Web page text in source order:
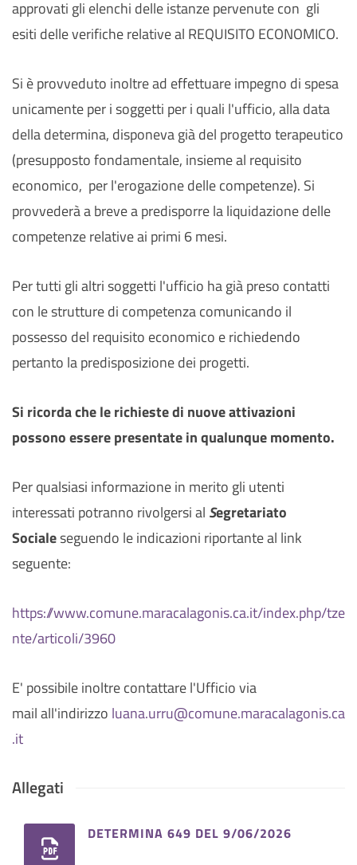
approvati gli elenchi delle istanze pervenute con gli
esiti delle verifiche relative al REQUISITO ECONOMICO.
Si è provveduto inoltre ad effettuare impegno di spesa
unicamente per i soggetti per i quali l'ufficio, alla data
della determina, disponeva già del progetto terapeutico
(presupposto fondamentale, insieme al requisito
economico, per l'erogazione delle competenze). Si
provvederà a breve a predisporre la liquidazione delle
competenze relative ai primi 6 mesi.
Per tutti gli altri soggetti l'ufficio ha già preso contatti
con le strutture di competenza comunicando il
possesso del requisito economico e richiedendo
pertanto la predisposizione dei progetti.
Si ricorda che le richieste di nuove attivazioni
possono essere presentate in qualunque momento.
Per qualsiasi informazione in merito gli utenti
interessati potranno rivolgersi al Segretariato
Socialeseguendo le indicazioni riportante al link
seguente:
https://www.comune.maracalagonis.ca.it/index.php/tze
nte/articoli/3960
E' possibile inoltre contattare l'Ufficio via
mail all'indirizzo luana.urru@comune.maracalagonis.ca
.it
Allegati
DETERMINA 649 DEL 9/06/2026